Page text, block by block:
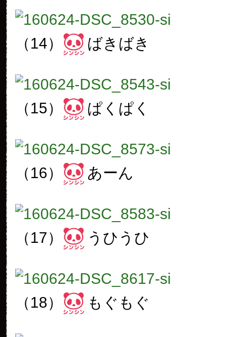
（14） ばきばき
（15） ぱくぱく
（16） あーん
（17） うひうひ
（18） もぐもぐ